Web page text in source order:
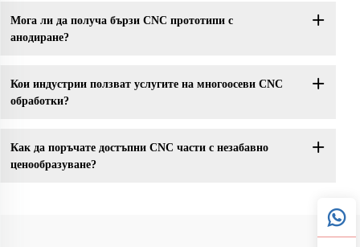
Мога ли да получа бързи CNC прототипи с
анодиране?
Кои индустрии ползват услугите на многоосеви CNC
обработки?
Как да поръчате достъпни CNC части с незабавно
ценообразуване?